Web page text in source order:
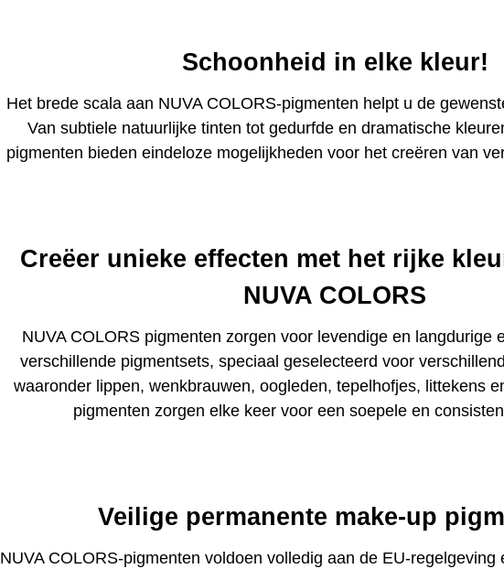
Schoonheid in elke kleur!
Het brede scala aan NUVA COLORS-pigmenten helpt u de
Van subtiele natuurlijke tinten tot gedurfde en dramatische
pigmenten bieden eindeloze mogelijkheden voor het creëren van
Creëer unieke effecten met het rijke
NUVA COLORS
NUVA COLORS pigmenten zorgen voor levendige en langdurige
verschillende pigmentsets, speciaal geselecteerd voor
waaronder lippen, wenkbrauwen, oogleden, tepelhofjes, littekens
pigmenten zorgen elke keer voor een soepele en
Veilige permanente make-up
NUVA COLORS-pigmenten voldoen volledig aan de EU-regelgeving